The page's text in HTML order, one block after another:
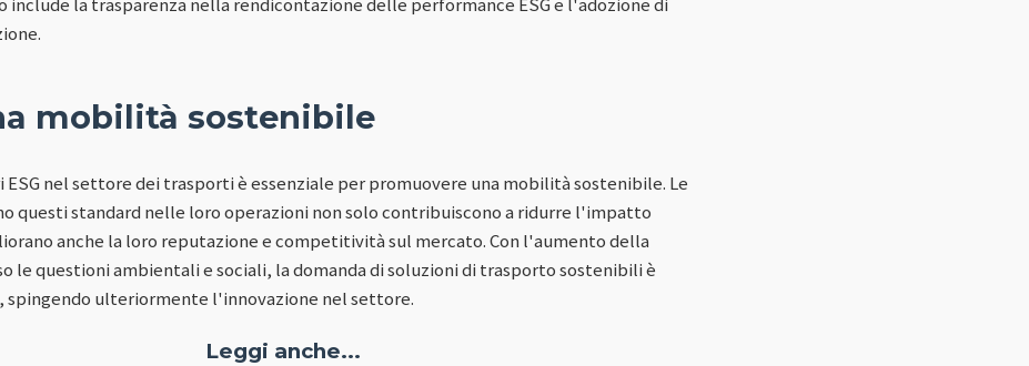
mobilità sostenibile
ESG nel settore dei trasporti è essenziale per promuovere una mobilità sostenibile. Le
questi standard nelle loro operazioni non solo contribuiscono a ridurre l'impatto
anche la loro reputazione e competitività sul mercato. Con l'aumento della
le questioni ambientali e sociali, la domanda di soluzioni di trasporto sostenibili è
spingendo ulteriormente l'innovazione nel settore.
Leggi anche...